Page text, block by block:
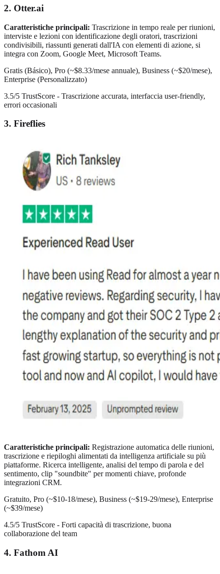
2. Otter.ai
Caratteristiche principali: Trascrizione in tempo reale per riunioni,
interviste e lezioni con identificazione degli oratori, trascrizioni
condivisibili, riassunti generati dall'IA con elementi di azione, si
integra con Zoom, Google Meet, Microsoft Teams.
Gratis (Básico), Pro (~$8.33/mese annuale), Business (~$20/mese),
Enterprise (Personalizzato)
3.5/5 TrustScore - Trascrizione accurata, interfaccia user-friendly,
errori occasionali
3. Fireflies
Caratteristiche principali: Registrazione automatica delle riunioni,
trascrizione e riepiloghi alimentati da intelligenza artificiale su più
piattaforme. Ricerca intelligente, analisi del tempo di parola e del
sentimento, clip "soundbite" per momenti chiave, profonde
integrazioni CRM.
Gratuito, Pro (~$10-18/mese), Business (~$19-29/mese), Enterprise
(~$39/mese)
4.5/5 TrustScore - Forti capacità di trascrizione, buona
collaborazione del team
4. Fathom AI